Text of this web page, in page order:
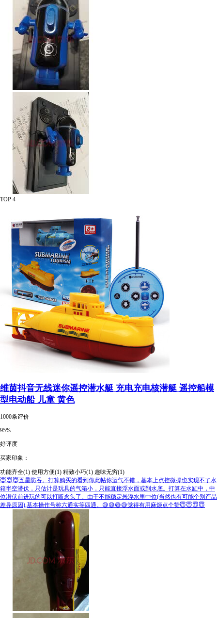
TOP 4
维茵抖音无线迷你遥控潜水艇 充电充电核潜艇 遥控船模
型电动船 儿童 黄色
1000条评价
95%
好评度
买家印象：
功能齐全(1) 使用方便(1) 精致小巧(1) 趣味无穷(1)
😇😇😇五星防吞。打算购买的看到你此帖你运气不错，基本上点控微操也实现不了水
箱半空潜伏，只估计是玩具的气箱小，只能直接浮水面或到水底。打算在水缸中，中
位潜伏前进玩的可以打断念头了。由于不能稳定悬浮水里中位(当然也有可能个别产品
差异原因),基本操作号称六通实等四通。😅😅😅😅觉得有用麻烦点个赞😇😇😇😇